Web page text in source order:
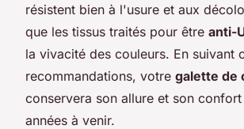
résistent bien à l'usure et aux
que les tissus traités pour être anti-
la vivacité des couleurs. En suivant
recommandations, votre galette de
conservera son allure et son
années à venir.